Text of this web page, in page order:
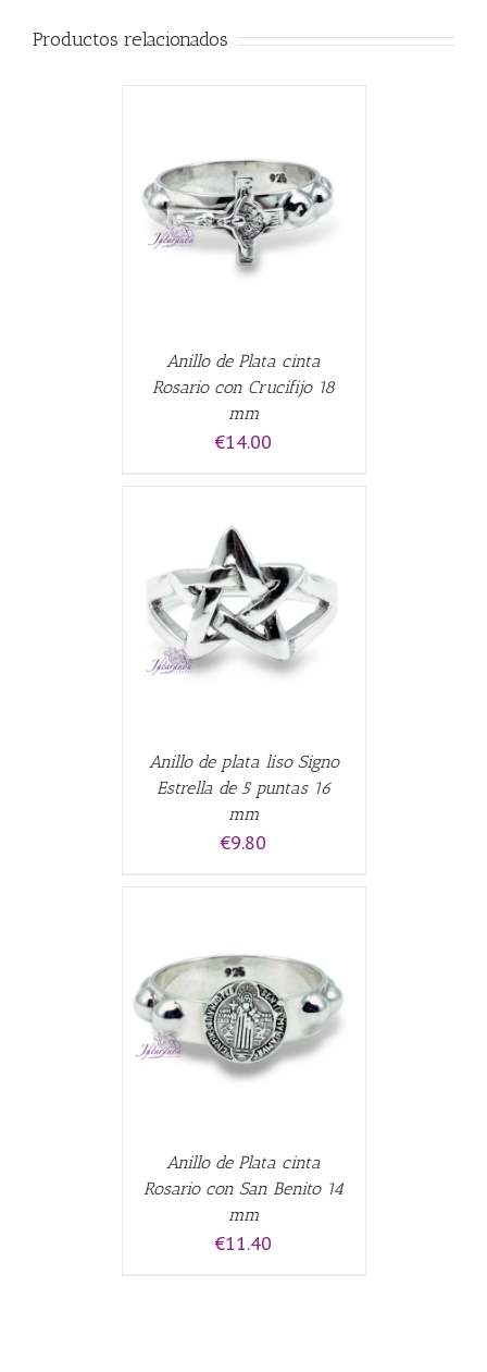
Productos relacionados
Anillo de Plata cinta
Rosario con Crucifijo 18
mm
€14.00
Anillo de plata liso Signo
Estrella de 5 puntas 16
mm
€9.80
Anillo de Plata cinta
Rosario con San Benito 14
mm
€11.40